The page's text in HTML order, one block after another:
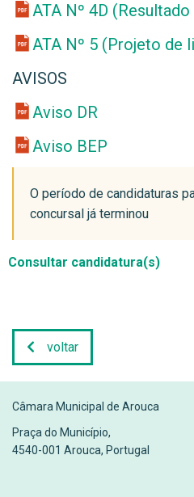
ATA Nº 4D
ATA Nº 5 (Projeto de
AVISOS
Aviso DR
Aviso BEP
O período de candidaturas
concursal já terminou
Consultar candidatura(s)
voltar
Câmara Municipal de Arouca
Praça do Município,
4540-001 Arouca, Portugal